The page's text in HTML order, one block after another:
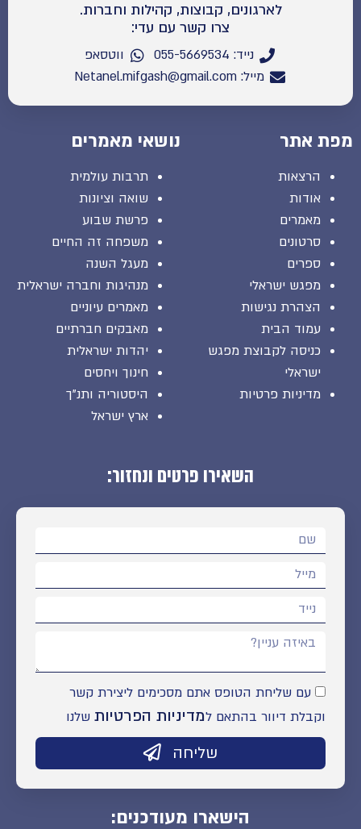
לארגונים, קבוצות, קהילות וחברות.
צרו קשר עם עדי:
נייד: 055-5669534
ווטסאפ
מייל: Netanel.mifgash@gmail.com
מפת אתר
הרצאות
אודות
מאמרים
סרטונים
ספרים
מפגש ישראלי
הצהרת נגישות
עמוד הבית
כניסה לקבוצת מפגש
ישראלי
מדיניות פרטיות
נושאי מאמרים
תרבות עולמית
שואה וציונות
פרשת שבוע
משפחה זה החיים
מעגל השנה
מנהיגות וחברה ישראלית
מאמרים עיוניים
מאבקים חברתיים
יהדות ישראלית
חינוך ויחסים
היסטוריה ותנ"ך
ארץ ישראל
השאירו פרטים ונחזור:
עם שליחת הטופס אתם מסכימים ליצירת קשר
וקבלת דיוור בהתאם למדיניות הפרטיות שלנו
שליחה
הישארו מעודכנים: